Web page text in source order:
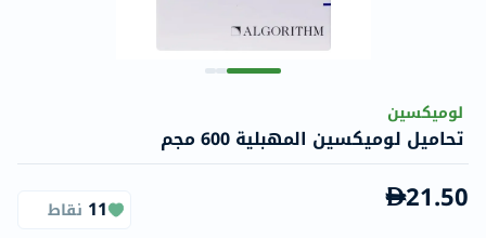
لوميكسين
تحاميل لوميكسين المهبلية 600 مجم
21.50
11 نقاط